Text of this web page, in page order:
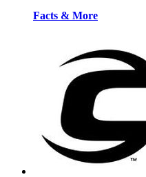
Facts & More